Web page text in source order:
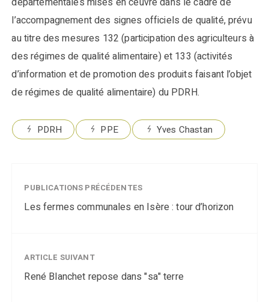
l’accompagnement des signes officiels de qualité, prévu
au titre des mesures 132 (participation des agriculteurs à
des régimes de qualité alimentaire) et 133 (activités
d’information et de promotion des produits faisant l’objet
de régimes de qualité alimentaire) du PDRH.
PDRH PPE Yves Chastan
PUBLICATIONS PRÉCÉDENTES
Les fermes communales en Isère : tour d’horizon
ARTICLE SUIVANT
René Blanchet repose dans "sa" terre